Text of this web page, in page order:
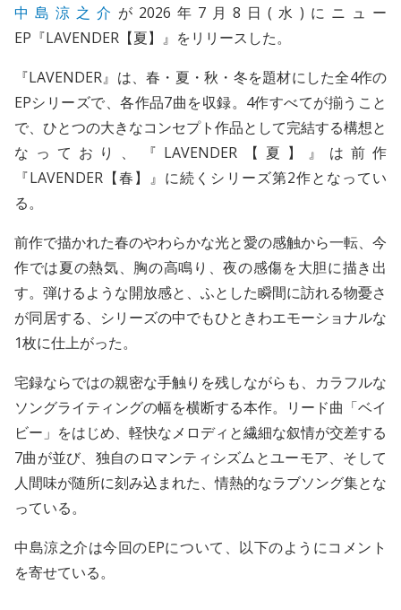
中島涼之介 が2026年7月8日(水)にニュー
EP『LAVENDER【夏】』をリリースした。
『LAVENDER』は、春・夏・秋・冬を題材にした全4作の
EPシリーズで、各作品7曲を収録。4作すべてが揃うこと
で、ひとつの大きなコンセプト作品として完結する構想と
なっており、『LAVENDER【夏】』は前作
『LAVENDER【春】』に続くシリーズ第2作となってい
る。
前作で描かれた春のやわらかな光と愛の感触から一転、今
作では夏の熱気、胸の高鳴り、夜の感傷を大胆に描き出
す。弾けるような開放感と、ふとした瞬間に訪れる物憂さ
が同居する、シリーズの中でもひときわエモーショナルな
1枚に仕上がった。
宅録ならではの親密な手触りを残しながらも、カラフルな
ソングライティングの幅を横断する本作。リード曲「ベイ
ビー」をはじめ、軽快なメロディと繊細な叙情が交差する
7曲が並び、独自のロマンティシズムとユーモア、そして
人間味が随所に刻み込まれた、情熱的なラブソング集とな
っている。
中島涼之介は今回のEPについて、以下のようにコメント
を寄せている。